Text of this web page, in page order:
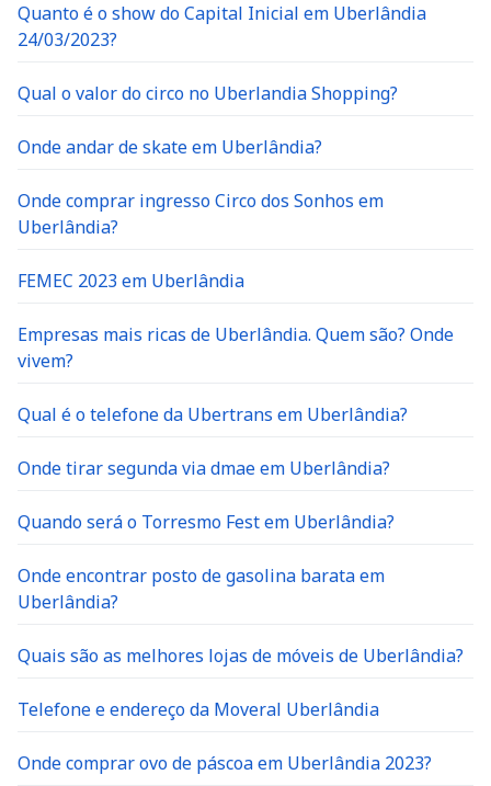
Quanto é o show do Capital Inicial em Uberlândia
24/03/2023?
Qual o valor do circo no Uberlandia Shopping?
Onde andar de skate em Uberlândia?
Onde comprar ingresso Circo dos Sonhos em
Uberlândia?
FEMEC 2023 em Uberlândia
Empresas mais ricas de Uberlândia. Quem são? Onde
vivem?
Qual é o telefone da Ubertrans em Uberlândia?
Onde tirar segunda via dmae em Uberlândia?
Quando será o Torresmo Fest em Uberlândia?
Onde encontrar posto de gasolina barata em
Uberlândia?
Quais são as melhores lojas de móveis de Uberlândia?
Telefone e endereço da Moveral Uberlândia
Onde comprar ovo de páscoa em Uberlândia 2023?